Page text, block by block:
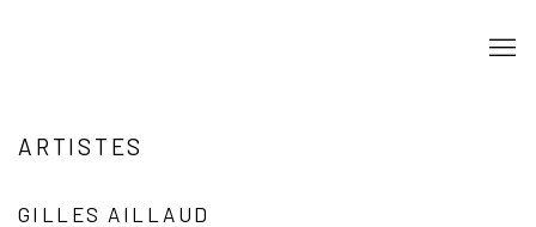
ARTISTES
GILLES AILLAUD